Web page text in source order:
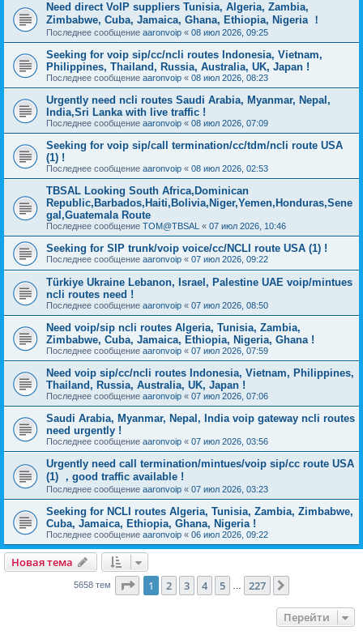
Need direct VoIP suppliers Tunisia, Algeria, Zambia,
Zimbabwe, Cuba, Jamaica, Ghana, Ethiopia, Nigeria ！
Последнее сообщение aaronvoip « 08 июл 2026, 09:25
Seeking for voip sip/cc/ncli routes Indonesia, Vietnam,
Philippines, Thailand, Russia, Australia, UK, Japan !
Последнее сообщение aaronvoip « 08 июл 2026, 08:23
Urgently need ncli routes Saudi Arabia, Myanmar, Nepal,
India,Sri Lanka with live traffic !
Последнее сообщение aaronvoip « 08 июл 2026, 07:09
Seeking for voip sip/call termination/cc/tdm/ncli route USA
(1) !
Последнее сообщение aaronvoip « 08 июл 2026, 02:53
TBSAL Looking South Africa,Dominican
Republic,Barbados,Haiti,Bolivia,Niger,Yemen,Honduras,Sene
gal,Guatemala Route
Последнее сообщение TOM@TBSAL « 07 июл 2026, 10:46
Seeking for SIP trunk/voip voice/cc/NCLI route USA (1) !
Последнее сообщение aaronvoip « 07 июл 2026, 09:22
Türkiye Ukraine Lebanon, Israel, Palestine UAE voip/mintues
ncli routes need !
Последнее сообщение aaronvoip « 07 июл 2026, 08:50
Need voip/sip ncli routes Algeria, Tunisia, Zambia,
Zimbabwe, Cuba, Jamaica, Ethiopia, Nigeria, Ghana !
Последнее сообщение aaronvoip « 07 июл 2026, 07:59
Need voip sip/cc/ncli routes Indonesia, Vietnam, Philippines,
Thailand, Russia, Australia, UK, Japan !
Последнее сообщение aaronvoip « 07 июл 2026, 07:06
Saudi Arabia, Myanmar, Nepal, India voip gateway ncli routes
need urgently !
Последнее сообщение aaronvoip « 07 июл 2026, 03:56
Urgently need call termination/mintues/voip sip/cc route USA
(1) ，good traffic available !
Последнее сообщение aaronvoip « 07 июл 2026, 03:23
Seeking for NCLI routes Algeria, Tunisia, Zambia, Zimbabwe,
Cuba, Jamaica, Ethiopia, Ghana, Nigeria !
Последнее сообщение aaronvoip « 06 июл 2026, 09:22
Новая тема
5658 тем Страница из 227
1 2 3 4 5 227
Перейти